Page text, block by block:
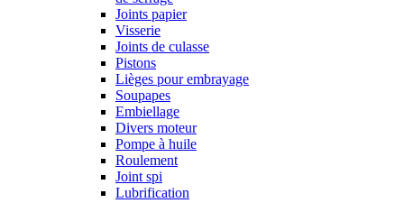
Joints papier
Visserie
Joints de culasse
Pistons
Lièges pour embrayage
Soupapes
Embiellage
Divers moteur
Pompe à huile
Roulement
Joint spi
Lubrification